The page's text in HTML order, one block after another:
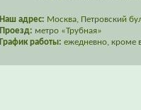
Наш адрес: Москва, Петровский
Проезд: метро «Трубная»
График работы: ежедневно, кроме